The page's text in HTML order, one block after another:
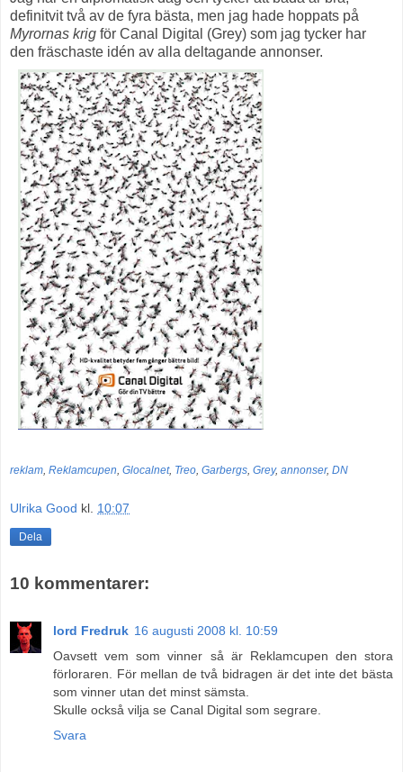
definitvit två av de fyra bästa, men jag hade hoppats på
Myrornas krig för Canal Digital (Grey) som jag tycker har
den fräschaste idén av alla deltagande annonser.
reklam, Reklamcupen, Glocalnet, Treo, Garbergs, Grey, annonser, DN
Ulrika Good kl. 10:07
Dela
10 kommentarer:
lord Fredruk 16 augusti 2008 kl. 10:59
Oavsett vem som vinner så är Reklamcupen den stora
förloraren. För mellan de två bidragen är det inte det bästa
som vinner utan det minst sämsta.
Skulle också vilja se Canal Digital som segrare.
Svara